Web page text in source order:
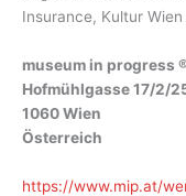
Insurance, Kultur
museum in progress
Hofmühlgasse 17/2/
1060 Wien
Österreich
https://www.mip.at/